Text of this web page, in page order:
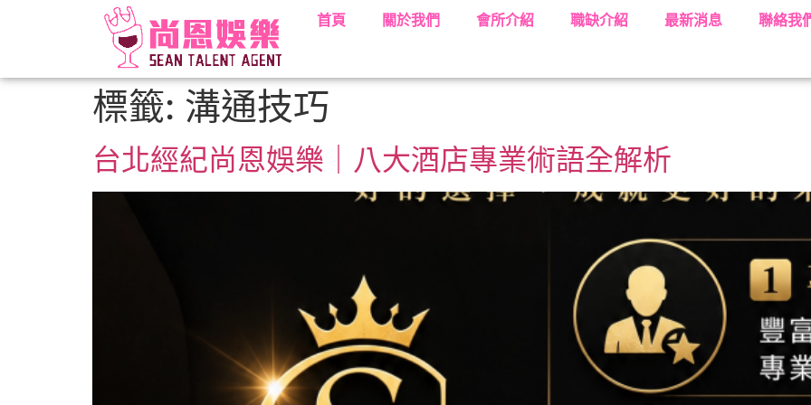
首頁 關於我們 會所介紹 職缺介紹 最新消息 聯絡我
標籤: 溝通技巧
台北經紀尚恩娛樂｜八大酒店專業術語全解析